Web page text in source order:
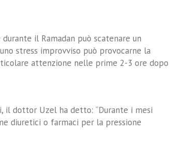
il Ramadan può scatenare un
stress improvviso può provocarne la
attenzione nelle prime 2-3 ore dopo
il dottor Uzel ha detto: “Durante i mesi
diuretici o farmaci per la pressione